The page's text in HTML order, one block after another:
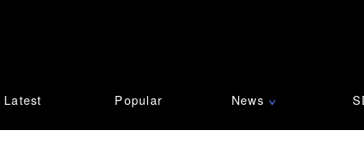
Latest Popular News ∨